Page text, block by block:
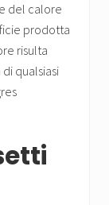
del calore
prodotta
risulta
qualsiasi